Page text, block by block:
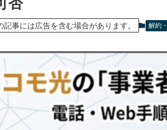
否
記事には広告を含む場合があります。 解約